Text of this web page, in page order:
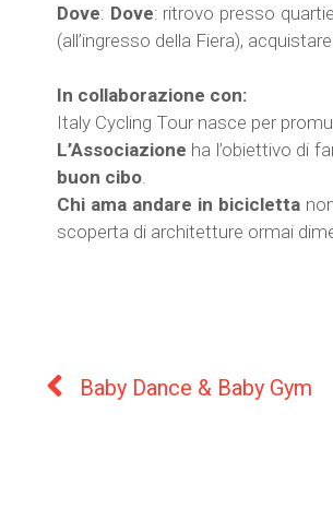
Dove: Dove: ritrovo presso
(all’ingresso della Fiera),
In collaborazione con:
Italy Cycling Tour nasce per
L’Associazione ha l’obiettivo di
buon cibo.
Chi ama andare in bicicletta
scoperta di architetture ormai
Baby Dance & Baby Gym